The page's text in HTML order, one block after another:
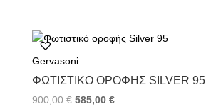
Gervasoni
ΦΩΤΙΣΤΙΚΌ ΟΡΟΦΉΣ SILVER 95
900,00€ 585,00 €